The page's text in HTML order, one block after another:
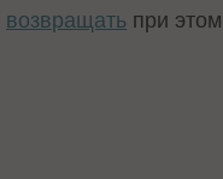
возвращать при